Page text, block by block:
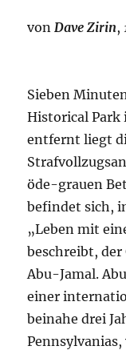
von Dave Zirin,
Sieben
Historical Park
entfernt liegt
öde-grauen
befindet sich,
„Leben mit
beschreibt, der
Abu-Jamal.
einer
beinahe drei
Pennsylvanias,